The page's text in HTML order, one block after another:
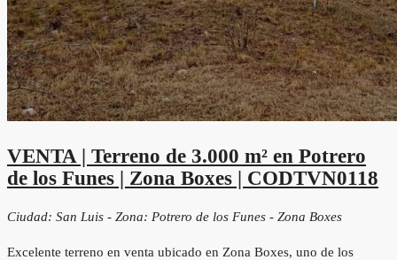
VENTA | Terreno de 3.000 m² en Potrero
de los Funes | Zona Boxes | CODTVN0118
Ciudad: San Luis - Zona: Potrero de los Funes - Zona Boxes
Excelente terreno en venta ubicado en Zona Boxes, uno de los